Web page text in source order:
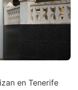
en Tenerife